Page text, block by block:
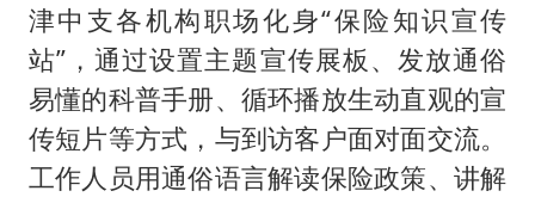
津中支各机构职场化身“保险知识宣传
站”，通过设置主题宣传展板、发放通俗
易懂的科普手册、循环播放生动直观的宣
传短片等方式，与到访客户面对面交流。
工作人员用通俗语言解读保险政策、讲解